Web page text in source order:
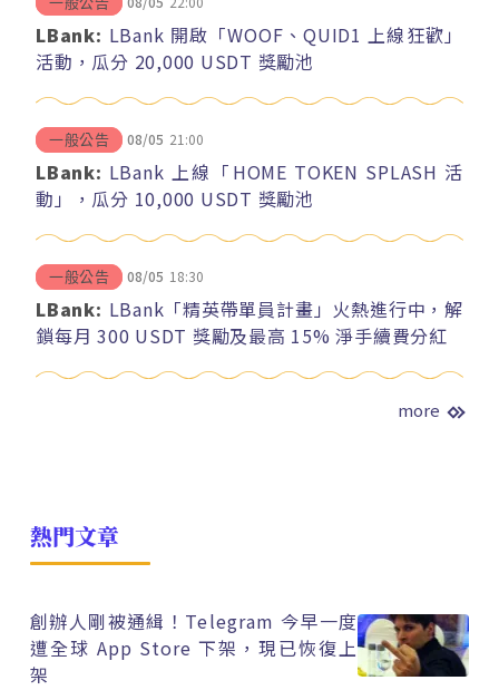
LBank: LBank 開啟「WOOF、QUID1 上線狂歡」
活動，瓜分 20,000 USDT 獎勵池
一般公告 08/05 21:00
LBank: LBank 上線「HOME TOKEN SPLASH 活
動」，瓜分 10,000 USDT 獎勵池
一般公告 08/05 18:30
LBank: LBank「精英帶單員計畫」火熱進行中，解
鎖每月 300 USDT 獎勵及最高 15% 淨手續費分紅
more
熱門文章
創辦人剛被通緝！Telegram 今早一度
遭全球 App Store 下架，現已恢復上
架